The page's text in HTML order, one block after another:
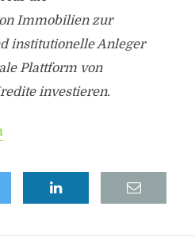
Immobilien zur
institutionelle Anleger
Plattform von
investieren.